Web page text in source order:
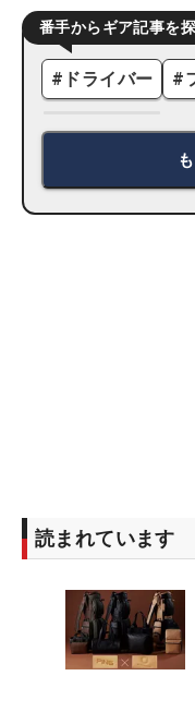
番手からギア記事を探
# ドライバー #
読まれています